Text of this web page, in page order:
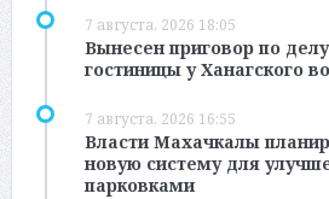
7 августа, 2026 18:05
Вынесен приговор по
гостиницы у Ханагского
7 августа, 2026 16:55
Власти Махачкалы
новую систему для
парковками